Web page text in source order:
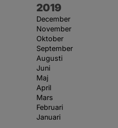
År:
2019
December
November
Oktober
September
Augusti
Juni
Maj
April
Mars
Februari
Januari